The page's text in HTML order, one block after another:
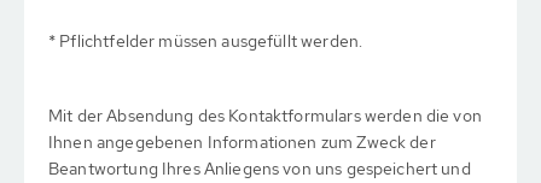
* Pflichtfelder müssen ausgefüllt werden.
Mit der Absendung des Kontaktformulars werden die von
Ihnen angegebenen Informationen zum Zweck der
Beantwortung Ihres Anliegens von uns gespeichert und